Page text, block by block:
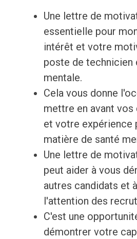
Une lettre de
essentielle pour
intérêt et votre
poste de technicien
mentale.
Cela vous donne
mettre en avant
et votre expérience
matière de santé
Une lettre de
peut aider à vous
autres candidats et
l'attention des
C'est une
démontrer votre